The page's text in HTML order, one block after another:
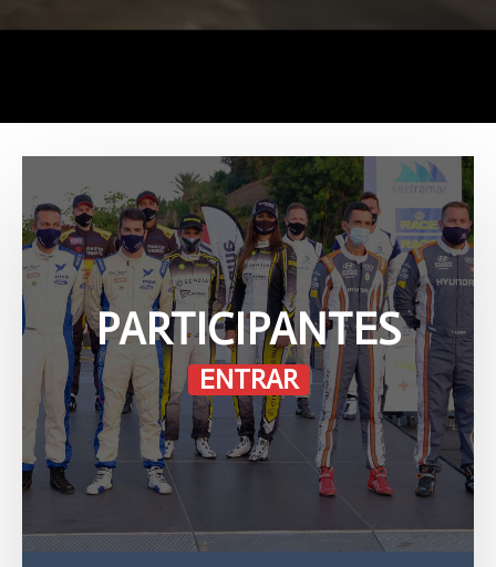
PARTICIPANTES
ENTRAR